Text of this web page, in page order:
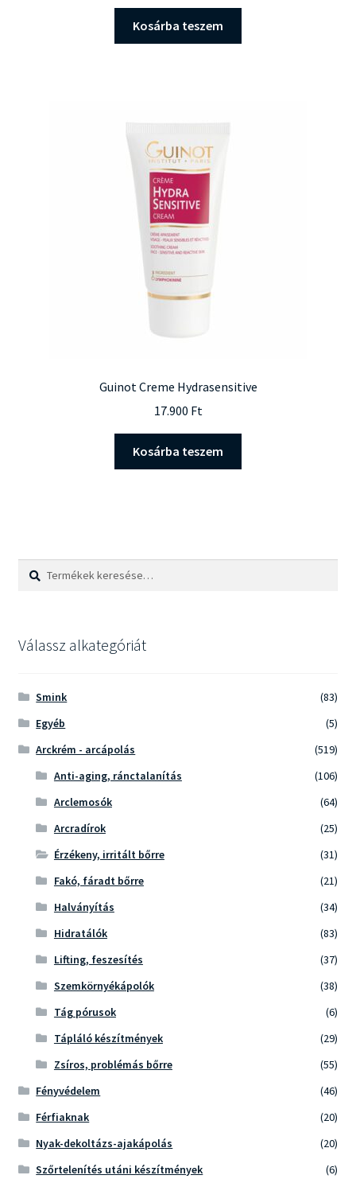
Kosárba teszem
Guinot Creme Hydrasensitive
17.900 Ft
Kosárba teszem
Keresés
Keresés
Válassz alkategóriát
Smink
(83)
Egyéb
(5)
Arckrém - arcápolás
(519)
Anti-aging, ránctalanítás
(106)
Arclemosók
(64)
Arcradírok
(25)
Érzékeny, irritált bőrre
(31)
Fakó, fáradt bőrre
(21)
Halványítás
(34)
Hidratálók
(83)
Lifting, feszesítés
(37)
Szemkörnyékápolók
(38)
Tág pórusok
(6)
Tápláló készítmények
(29)
Zsíros, problémás bőrre
(55)
Fényvédelem
(46)
Férfiaknak
(20)
Nyak-dekoltázs-ajakápolás
(20)
Szőrtelenítés utáni készítmények
(6)